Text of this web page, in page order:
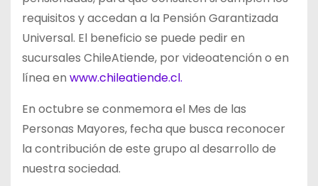
requisitos y accedan a la Pensión Garantizada
Universal. El beneficio se puede pedir en
sucursales ChileAtiende, por videoatención o en
línea en www.chileatiende.cl.
En octubre se conmemora el Mes de las
Personas Mayores, fecha que busca reconocer
la contribución de este grupo al desarrollo de
nuestra sociedad.